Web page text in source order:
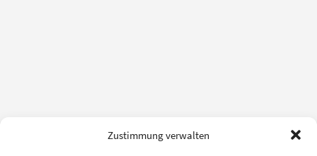
Zustimmung verwalten